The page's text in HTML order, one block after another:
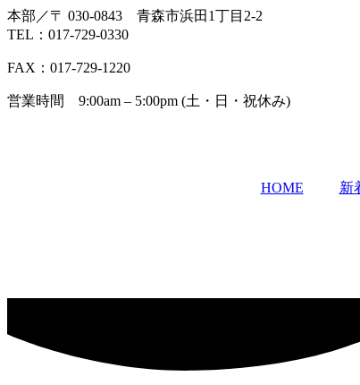
本部／〒 030-0843 青森市浜田1丁目2-2
TEL：017-729-0330
FAX：017-729-1220
営業時間 9:00am – 5:00pm (土・日・祝休み)
HOME 新